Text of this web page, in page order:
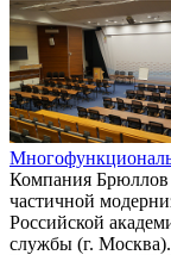
Компания
частичной
Российской
службы (г. Москва).